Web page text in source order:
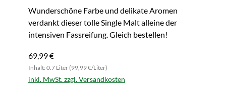
Wunderschöne Farbe und delikate Aromen
verdankt dieser tolle Single Malt alleine der
intensiven Fassreifung. Gleich bestellen!
69,99 €
Inhalt: 0.7 Liter (99,99 €/Liter)
inkl. MwSt. zzgl. Versandkosten